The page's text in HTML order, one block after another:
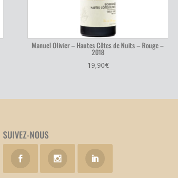
Manuel Olivier – Hautes Côtes de Nuits – Rouge –
2018
19,90€
SUIVEZ-NOUS